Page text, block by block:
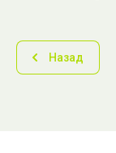
Назад